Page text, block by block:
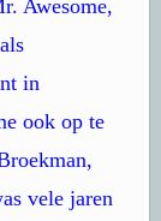
Awesome,
in
ook op te
vele jaren